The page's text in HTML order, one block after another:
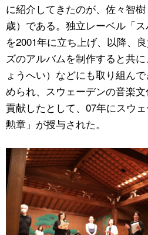
に紹介してきたのが、佐々智
歳）である。独立レーベル「ス
を2001年に立ち上げ、以降、
ズのアルバムを制作すると共
ょうへい）などにも取り組ん
められ、スウェーデンの音楽
貢献したとして、07年にスウ
勲章」が授与された。